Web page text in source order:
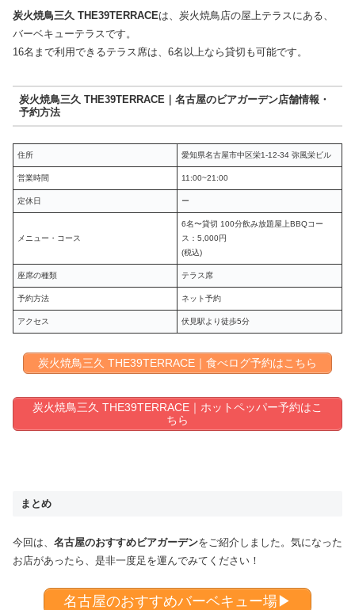
炭火焼鳥三久 THE39TERRACEは、炭火焼鳥店の屋上テラスにある、
バーベキューテラスです。
16名まで利用できるテラス席は、6名以上なら貸切も可能です。
炭火焼鳥三久 THE39TERRACE｜名古屋のビアガーデン店舗情報・
予約方法
住所 愛知県名古屋市中区栄1-12-34 弥風栄ビル
営業時間 11:00~21:00
定休日 ー
メニュー・コース
6名〜貸切 100分飲み放題屋上BBQコー
ス：5,000円
(税込)
座席の種類 テラス席
予約方法 ネット予約
アクセス 伏見駅より徒歩5分
炭火焼鳥三久 THE39TERRACE｜食べログ予約はこちら
炭火焼鳥三久 THE39TERRACE｜ホットペッパー予約はこ
ちら
まとめ
今回は、 名古屋のおすすめビアガーデンをご紹介しました。気になった
お店があったら、是非一度足を運んでみてください！
名古屋のおすすめバーベキュー場▶︎